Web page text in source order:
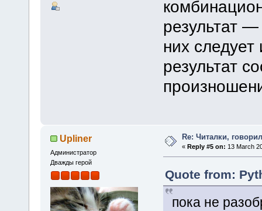
результат
них следует
результат
Upliner
Администратор
Дважды герой
Re: Читалки,
«Reply #5 on: 13 March
Quote from:
пока не